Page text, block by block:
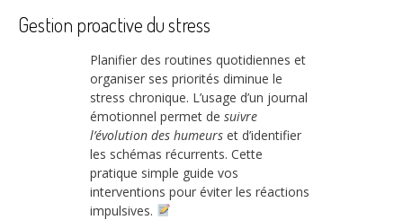
Gestion proactive du stress
Planifier des routines quotidiennes et
organiser ses priorités diminue le
stress chronique. L’usage d’un journal
émotionnel permet de suivre
l’évolution des humeurs et d’identifier
les schémas récurrents. Cette
pratique simple guide vos
interventions pour éviter les réactions
impulsives.